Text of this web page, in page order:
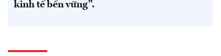
kinh tế bền vững”.